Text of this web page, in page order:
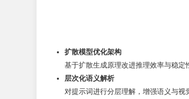
扩散模型优化架构
基于扩散生成原理改进推理效率与稳定
层次化语义解析
对提示词进行分层理解，增强语义与视